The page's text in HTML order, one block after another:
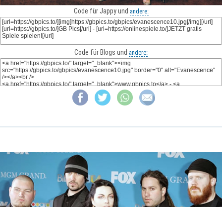
Code für Jappy und andere:
Code für Blogs und andere: